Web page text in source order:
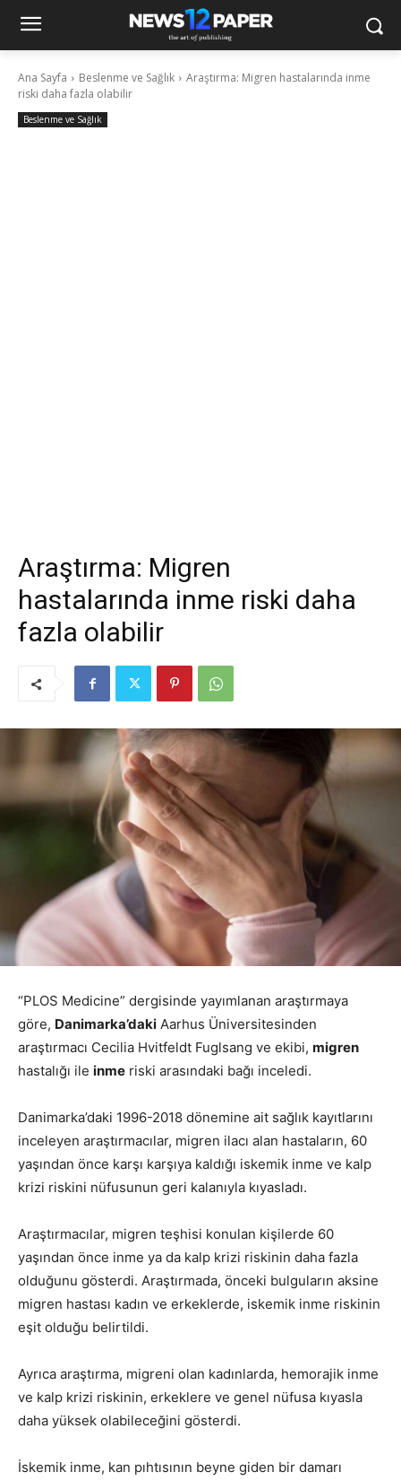
Ana Sayfa Beslenme ve Sağlık
Araştırma: Migren hastalarında inme
riski daha fazla olabilir
Beslenme ve Sağlık
Araştırma: Migren
hastalarında inme riski daha
fazla olabilir
“PLOS Medicine” dergisinde yayımlanan araştırmaya
göre, Danimarka’daki Aarhus Üniversitesinden
araştırmacı Cecilia Hvitfeldt Fuglsang ve ekibi, migren
hastalığı ile inme riski arasındaki bağı inceledi.
Danimarka’daki 1996-2018 dönemine ait sağlık kayıtlarını
inceleyen araştırmacılar, migren ilacı alan hastaların, 60
yaşından önce karşı karşıya kaldığı iskemik inme ve kalp
krizi riskini nüfusunun geri kalanıyla kıyasladı.
Araştırmacılar, migren teşhisi konulan kişilerde 60
yaşından önce inme ya da kalp krizi riskinin daha fazla
olduğunu gösterdi. Araştırmada, önceki bulguların aksine
migren hastası kadın ve erkeklerde, iskemik inme riskinin
eşit olduğu belirtildi.
Ayrıca araştırma, migreni olan kadınlarda, hemorajik inme
ve kalp krizi riskinin, erkeklere ve genel nüfusa kıyasla
daha yüksek olabileceğini gösterdi.
İskemik inme, kan pıhtısının beyne giden bir damarı